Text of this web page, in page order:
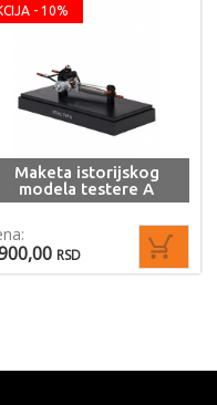
- 10%
Maketa istorijskog
modela testere A
RSD